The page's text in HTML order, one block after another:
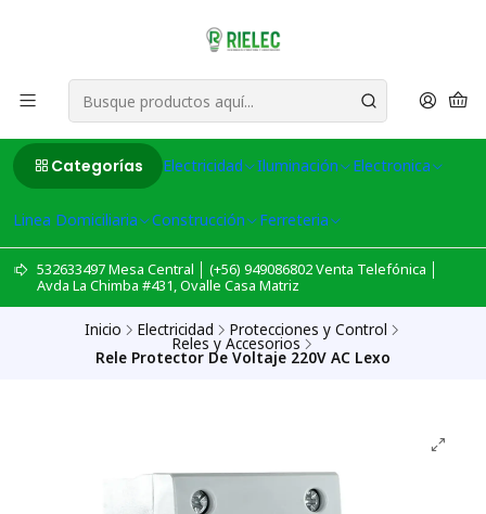
Categorías Electricidad Iluminación Electronica
Linea Domiciliaria Construcción Ferreteria
532633497 Mesa Central │ (+56) 949086802 Venta Telefónica │
Avda La Chimba #431, Ovalle Casa Matriz
Inicio Electricidad Protecciones y Control
Reles y Accesorios
Rele Protector De Voltaje 220V AC Lexo